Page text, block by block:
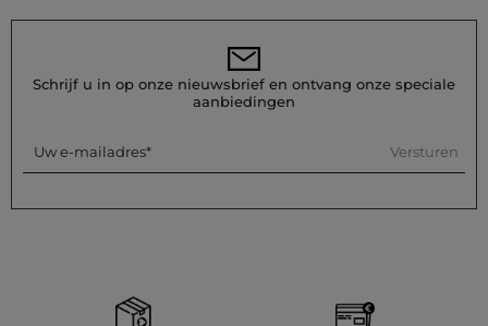
een droogtrommel worden sterk afgeraden. Voor het strijken:
gebruiken, wat sterk wordt afgeraden.
Referentie: 32536311065150900 261-DJARDI
Kleur :T-shirts korte mouwen vrouw meerkleurig
Schrijf u in op onze nieuwsbrief en ontvang onze speciale
aanbiedingen
Uw e-mailadres Versturen